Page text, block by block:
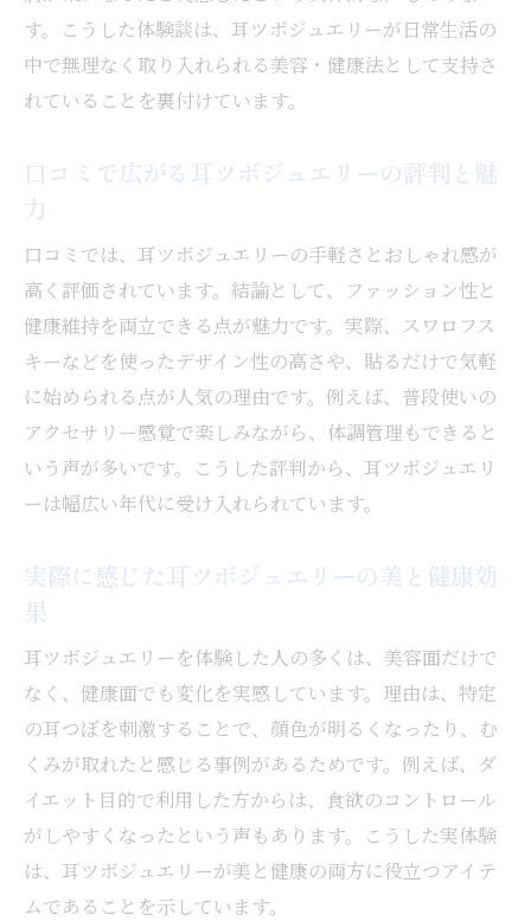
実感
耳つぼジュエリー体験談から学ぶ効果の実
際
は
耳つぼジュエリーの口コミから見る改善ポ
セルフケアに耳ツボジュエリーが選ばれる理由
耳ツボジュエリーがセルフケアで人気の理
由
セルフ耳ツボジュエリーの始め方とコツ
口コミで広がるセルフ耳ツボジュエリー体
セルフ耳ツボジュエリーの手軽さと続けや
セルフケアとしての耳ツボジュエリーの安
心ポイント
耳ツボジュエリーで毎日のセルフケアを充
実
耳ツボジュエリーは痛い？実際の口コミまとめ
耳ツボジュエリーの痛みに関する口コミを
紹介
す。こうした体験談は、耳ツボジュエリーが日常生活の
中で無理なく取り入れられる美容・健康法として支持さ
れていることを裏付けています。
口コミで広がる耳ツボジュエリーの評判と魅
力
口コミでは、耳ツボジュエリーの手軽さとおしゃれ感が
高く評価されています。結論として、ファッション性と
健康維持を両立できる点が魅力です。実際、スワロフス
キーなどを使ったデザイン性の高さや、貼るだけで気軽
に始められる点が人気の理由です。例えば、普段使いの
アクセサリー感覚で楽しみながら、体調管理もできると
いう声が多いです。こうした評判から、耳ツボジュエリ
ーは幅広い年代に受け入れられています。
実際に感じた耳ツボジュエリーの美と健康効
果
耳ツボジュエリーを体験した人の多くは、美容面だけで
なく、健康面でも変化を実感しています。理由は、特定
の耳つぼを刺激することで、顔色が明るくなったり、む
くみが取れたと感じる事例があるためです。例えば、ダ
イエット目的で利用した方からは、食欲のコントロール
がしやすくなったという声もあります。こうした実体験
は、耳ツボジュエリーが美と健康の両方に役立つアイテ
ムであることを示しています。